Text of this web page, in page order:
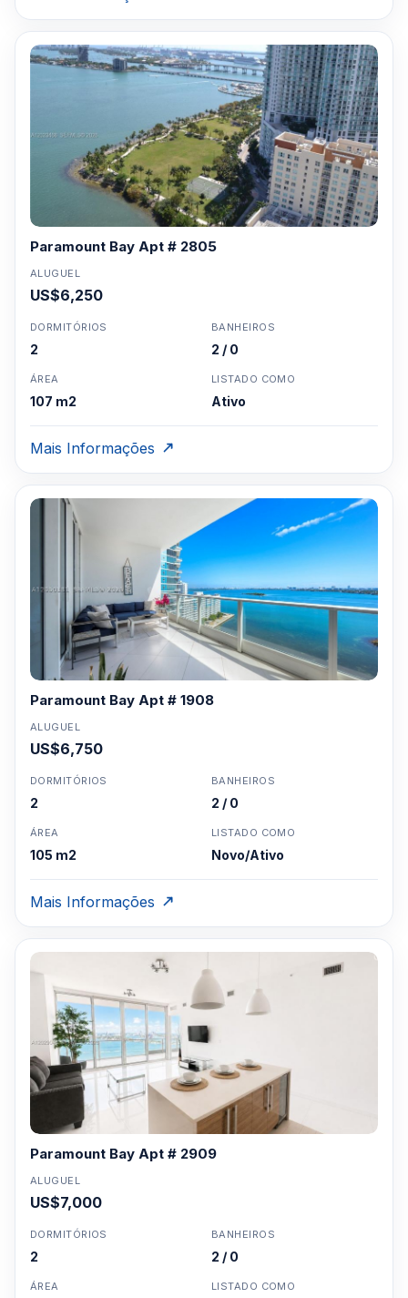
Paramount Bay Apt # 2805
ALUGUEL
US$6,250
DORMITÓRIOS
2
BANHEIROS
2 / 0
ÁREA
107 m2
LISTADO COMO
Ativo
Mais Informações
Paramount Bay Apt # 1908
ALUGUEL
US$6,750
DORMITÓRIOS
2
BANHEIROS
2 / 0
ÁREA
105 m2
LISTADO COMO
Novo/Ativo
Mais Informações
Paramount Bay Apt # 2909
ALUGUEL
US$7,000
DORMITÓRIOS
2
BANHEIROS
2 / 0
ÁREA LISTADO COMO